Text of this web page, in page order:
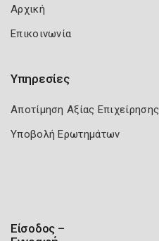
Αρχική
Επικοινωνία
Υπηρεσίες
Αποτίμηση Αξίας Επιχείρησης
Υποβολή Ερωτημάτων
Είσοδος –